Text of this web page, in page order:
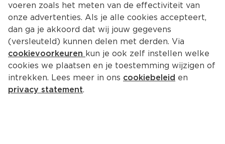
voeren zoals het meten van de effectiviteit van
onze advertenties. Als je alle cookies accepteert,
dan ga je akkoord dat wij jouw gegevens
(versleuteld) kunnen delen met derden. Via
cookievoorkeuren kun je ook zelf instellen welke
cookies we plaatsen en je toestemming wijzigen of
intrekken. Lees meer in ons cookiebeleid en
privacy statement.